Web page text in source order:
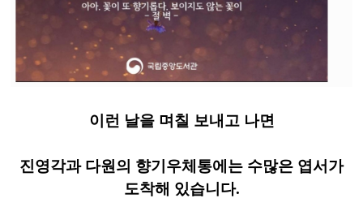
​이런 날을 며칠 보내고 나면
진영각과 다원의 향기우체통에는 수많은 엽서가
도착해 있습니다.